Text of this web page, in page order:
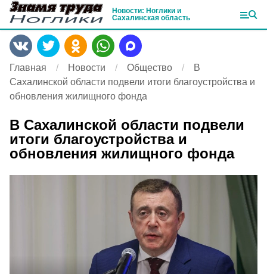
Новости: Ноглики и
Сахалинская область
Главная Новости Общество
В
Сахалинской области подвели итоги благоустройства и
обновления жилищного фонда
В Сахалинской области подвели
итоги благоустройства и
обновления жилищного фонда